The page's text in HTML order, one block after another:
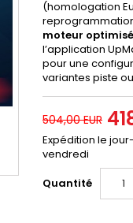
(homologation
moteur
l’application
pour une
variantes piste
504,00 EUR
Expédition le
vendredi
Quantité